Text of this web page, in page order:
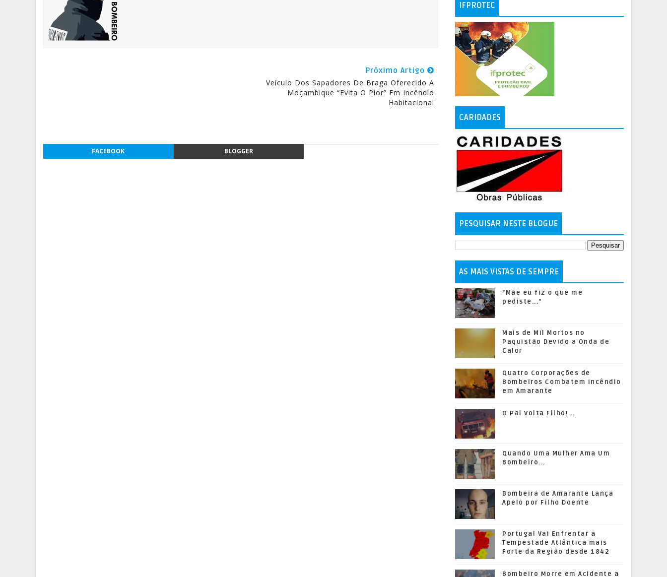
Próximo Artigo
Veículo Dos Sapadores De Braga Oferecido A
Moçambique “Evita O Pior” Em Incêndio
Habitacional
FACEBOOK BLOGGER
IFPROTEC
CARIDADES
PESQUISAR NESTE BLOGUE
AS MAIS VISTAS DE SEMPRE
"Mãe eu fiz o que me
pediste..."
Mais de Mil Mortos no
Paquistão Devido a Onda de
Calor
Quatro Corporações de
Bombeiros Combatem Incêndio
em Amarante
O Pai Volta Filho!...
Quando Uma Mulher Ama Um
Bombeiro...
Bombeira de Amarante Lança
Apelo por Filho Doente
Portugal Vai Enfrentar a
Tempestade Atlântica mais
Forte da Região desde 1842
Bombeiro Morre em Acidente a